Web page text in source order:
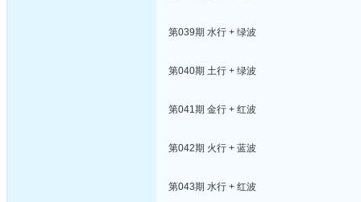
第039期 水行 + 绿波
第040期 土行 + 绿波
第041期 金行 + 红波
第042期 火行 + 蓝波
第043期 水行 + 红波